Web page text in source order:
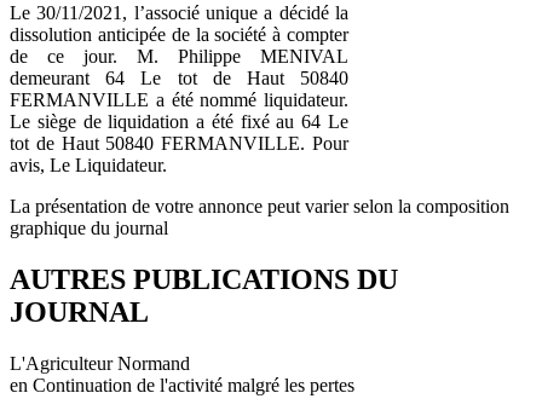
Le 30/11/2021, l’associé unique a décidé la
dissolution anticipée de la société à compter
de ce jour. M. Philippe MENIVAL
demeurant 64 Le tot de Haut 50840
FERMANVILLE a été nommé liquidateur.
Le siège de liquidation a été fixé au 64 Le
tot de Haut 50840 FERMANVILLE. Pour
avis, Le Liquidateur.
La présentation de votre annonce peut varier selon la composition
graphique du journal
AUTRES PUBLICATIONS DU
JOURNAL
L'Agriculteur Normand
en Continuation de l'activité malgré les pertes